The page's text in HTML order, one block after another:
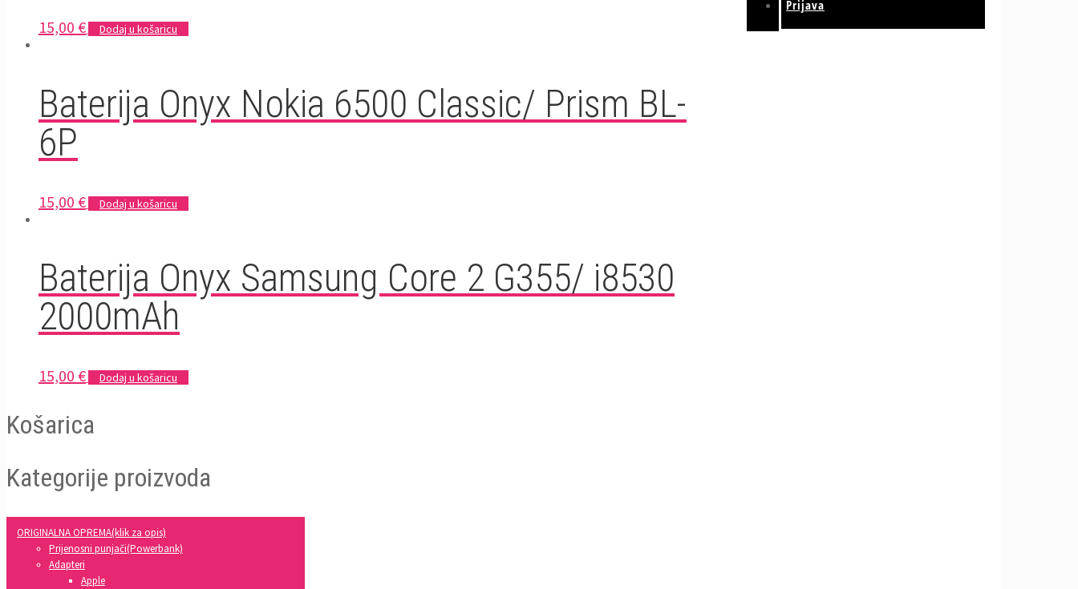
Prijava
15,00 € Dodaj u košaricu
Baterija Onyx Nokia 6500 Classic/ Prism BL-
6P
15,00 € Dodaj u košaricu
Baterija Onyx Samsung Core 2 G355/ i8530
2000mAh
15,00 € Dodaj u košaricu
Košarica
Kategorije proizvoda
ORIGINALNA OPREMA(klik za opis)
Prijenosni punjači(Powerbank)
Adapteri
Apple